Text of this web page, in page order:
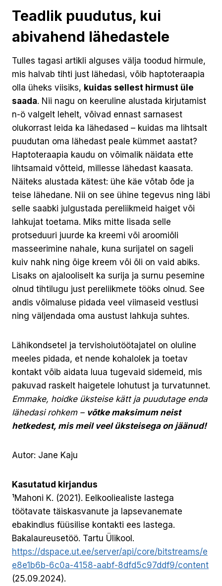
Teadlik puudutus, kui
abivahend lähedastele
Tulles tagasi artikli alguses välja toodud hirmule,
mis halvab tihti just lähedasi, võib haptoteraapia
olla üheks viisiks, kuidas sellest hirmust üle
saada. Nii nagu on keeruline alustada kirjutamist
n-ö valgelt lehelt, võivad ennast sarnasest
olukorrast leida ka lähedased – kuidas ma lihtsalt
puudutan oma lähedast peale kümmet aastat?
Haptoteraapia kaudu on võimalik näidata ette
lihtsamaid võtteid, millesse lähedast kaasata.
Näiteks alustada kätest: ühe käe võtab õde ja
teise lähedane. Nii on see ühine tegevus ning läbi
selle saabki julgustada pereliikmeid haiget või
lahkujat toetama. Miks mitte lisada selle
protseduuri juurde ka kreemi või aroomiõli
masseerimine nahale, kuna surijatel on sageli
kuiv nahk ning õige kreem või õli on vaid abiks.
Lisaks on ajalooliselt ka surija ja surnu pesemine
olnud tihtilugu just pereliikmete tööks olnud. See
andis võimaluse pidada veel viimaseid vestlusi
ning väljendada oma austust lahkuja suhtes.
Lähikondsetel ja tervishoiutöötajatel on oluline
meeles pidada, et nende kohalolek ja toetav
kontakt võib aidata luua tugevaid sidemeid, mis
pakuvad raskelt haigetele lohutust ja turvatunnet.
Emmake, hoidke üksteise kätt ja puudutage enda
lähedasi rohkem – võtke maksimum neist
hetkedest, mis meil veel üksteisega on jäänud!
Autor: Jane Kaju
Kasutatud kirjandus
¹Mahoni K. (2021). Eelkooliealiste lastega
töötavate täiskasvanute ja lapsevanemate
ebakindlus füüsilise kontakti ees lastega.
Bakalaureusetöö. Tartu Ülikool.
https://dspace.ut.ee/server/api/core/bitstreams/e
e8e1b6b-6c0a-4158-aabf-8dfd5c97ddf9/content
(25.09.2024).